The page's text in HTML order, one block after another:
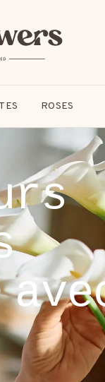
ROSES
Anniversaire